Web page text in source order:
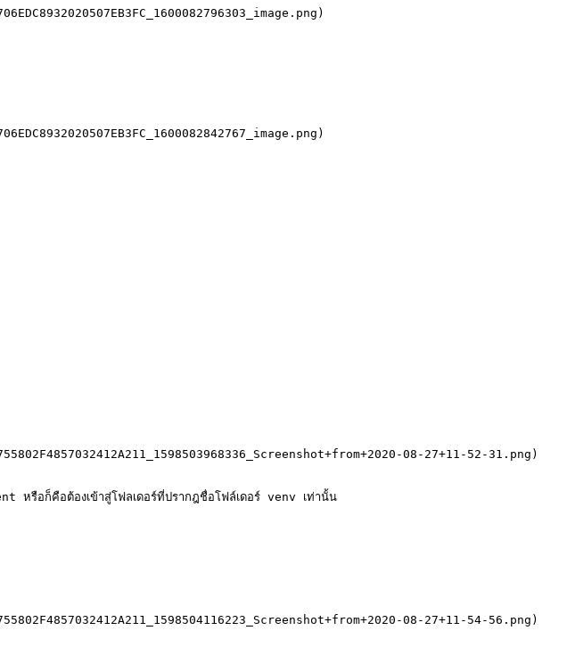
08-27+11-52-31.png)
อก็คือต้องเข้าสู่โฟลเดอร์ที่ปรากฎชื่อโฟล์เดอร์ venv เท่านั้น
08-27+11-54-56.png)